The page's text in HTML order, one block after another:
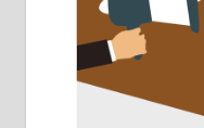
Чистим све
061/32-13-445